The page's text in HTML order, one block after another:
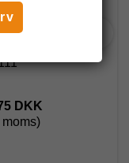
100, 5 l.
DKK